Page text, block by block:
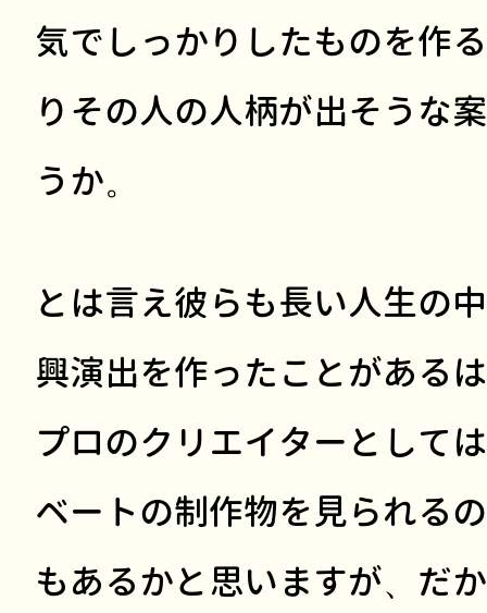
気でしっかりしたものを作
りその人の人柄が出そうな
うか。
とは言え彼らも長い人生の
興演出を作ったことがある
プロのクリエイターとして
ベートの制作物を見られる
もあるかと思いますが、だ